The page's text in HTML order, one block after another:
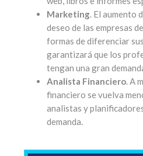
Marketing. El aumento
deseo de las empresas
formas de diferenciar
garantizará que los
tengan una gran
Analista Financiero. A
financiero se vuelva
analistas y
demanda.